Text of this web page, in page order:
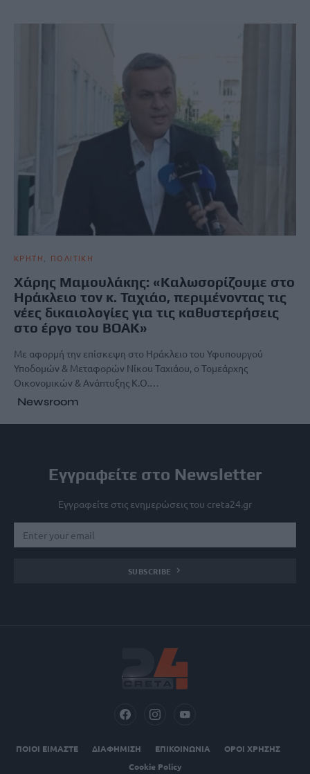
ΚΡΗΤΗ ΠΟΛΙΤΙΚΗ
Χάρης Μαμουλάκης: «Καλωσορίζουμε στο
Ηράκλειο τον κ. Ταχιάο, περιμένοντας τις
νέες δικαιολογίες για τις καθυστερήσεις
στο έργο του ΒΟΑΚ»
Με αφορμή την επίσκεψη στο Ηράκλειο του Υφυπουργού
Υποδομών & Μεταφορών Νίκου Ταχιάου, ο Τομεάρχης
Οικονομικών & Ανάπτυξης Κ.Ο.…
Newsroom
Εγγραφείτε στο Newsletter
Εγγραφείτε στις ενημερώσεις του creta24.gr
SUBSCRIBE
ΠΟΙΟΙ ΕΙΜΑΣΤΕ ΔΙΑΦΗΜΙΣΗ ΕΠΙΚΟΙΝΩΝΙΑ
ΟΡΟΙ ΧΡΗΣΗΣ
Cookie Policy